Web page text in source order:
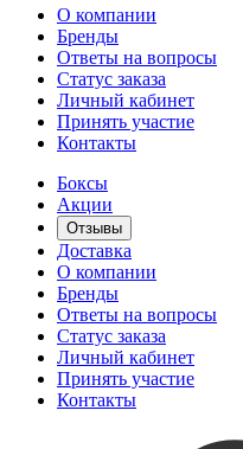
О компании
Бренды
Ответы на вопросы
Статус заказа
Личный кабинет
Принять участие
Контакты
Боксы
Акции
Отзывы
Доставка
О компании
Бренды
Ответы на вопросы
Статус заказа
Личный кабинет
Принять участие
Контакты